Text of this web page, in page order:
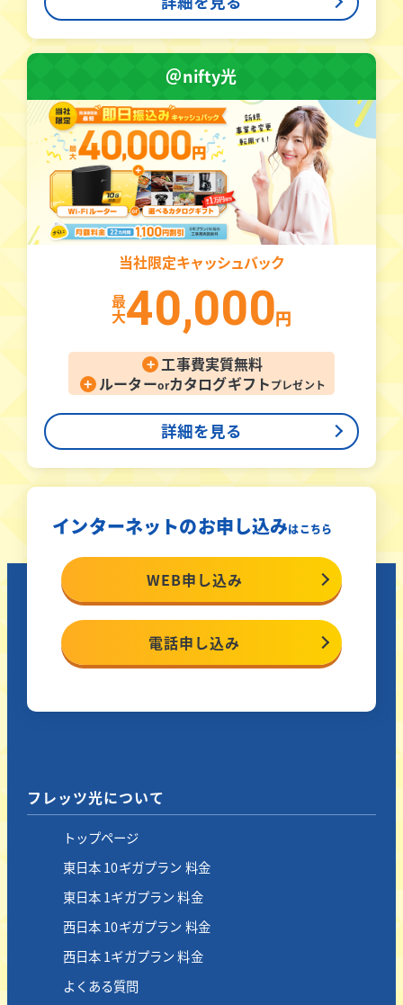
＠nifty光
当社限定キャッシュバック
最
大40,000 円
+ 工事費実質無料
+ ルーターorカタログギフトプレゼント
詳細を見る
インターネットのお申し込みはこちら
WEB申し込み
電話申し込み
フレッツ光について
トップページ
東日本 10ギガプラン 料金
東日本 1ギガプラン 料金
西日本 10ギガプラン 料金
西日本 1ギガプラン 料金
よくある質問